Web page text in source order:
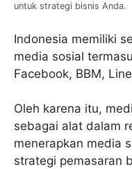
untuk strategi bisnis Anda.
Indonesia memiliki
media sosial
Facebook, BBM,
Oleh karena itu,
sebagai alat dalam
menerapkan media
strategi pemasaran